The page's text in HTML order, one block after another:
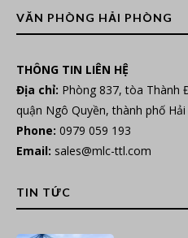
VĂN PHÒNG HẢI PHÒNG
THÔNG TIN LIÊN HỆ
Địa chỉ: Phòng 837, tòa Thành
quận Ngô Quyền, thành phố
Phone: 0979 059 193
Email: sales@mlc-ttl.com
TIN TỨC